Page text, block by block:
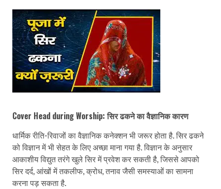
Cover Head during Worship: सिर ढकने का वैज्ञानिक कारण
धार्मिक रीति-रिवाजों का वैज्ञानिक कनेक्शन भी जरूर होता है. सिर ढकने
को विज्ञान में भी सेहत के लिए अच्छा माना गया है. विज्ञान के अनुसार
आकाशीय विद्युत तरंगे खुले सिर में प्रवेश कर सकती है, जिससे आपको
सिर दर्द, आंखों में तकलीफ, क्रोध, तनाव जैसी समस्याओं का सामना
करना पड़ सकता है.